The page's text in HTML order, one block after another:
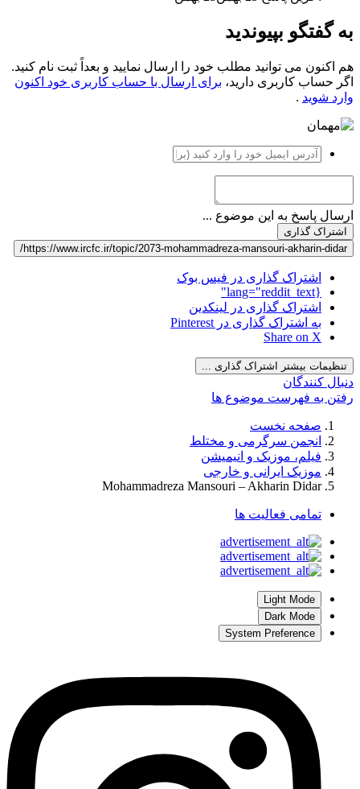
به گفتگو بپیوندید
هم اکنون می توانید مطلب خود را ارسال نمایید و بعداً ثبت نام کنید.
اگر حساب کاربری دارید، برای ارسال با حساب کاربری خود اکنون
وارد شوید .
ارسال پاسخ به این موضوع ...
اشتراک گذاری
https://www.ircfc.ir/topic/2073-mohammadreza-mansouri-akharin-didar/
اشتراک گذاری در فیس بوک
{lang="reddit_text"
اشتراک گذاری در لینکدین
به اشتراک گذاری در Pinterest
Share on X
تنظیمات بیشتر اشتراک گذاری ...
دنبال کنندگان
رفتن به فهرست موضوع ها
صفحه نخست
انجمن سرگرمی و مختلط
فیلم، موزیک و انیمیشن
موزیک ایرانی و خارجی
Mohammadreza Mansouri – Akharin Didar
تمامی فعالیت ها
Light Mode
Dark Mode
System Preference